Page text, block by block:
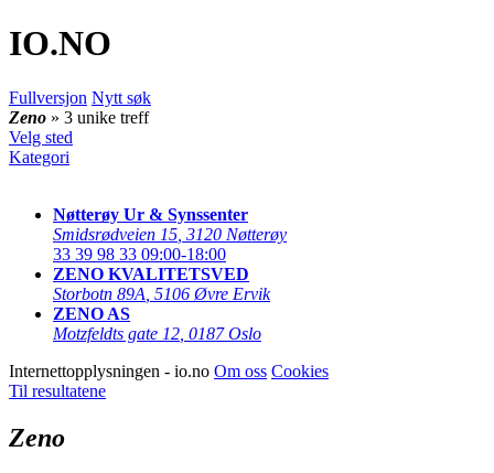
IO.NO
Fullversjon Nytt søk
Zeno » 3 unike treff
Velg sted
Kategori
Nøtterøy Ur & Synssenter
Smidsrødveien 15 3120 Nøtterøy
33 39 98 33 09:00-18:00
ZENO KVALITETSVED
Storbotn 89A 5106 Øvre Ervik
ZENO AS
Motzfeldts gate 12 0187 Oslo
Internettopplysningen - io.no Om oss Cookies
Til resultatene
Zeno